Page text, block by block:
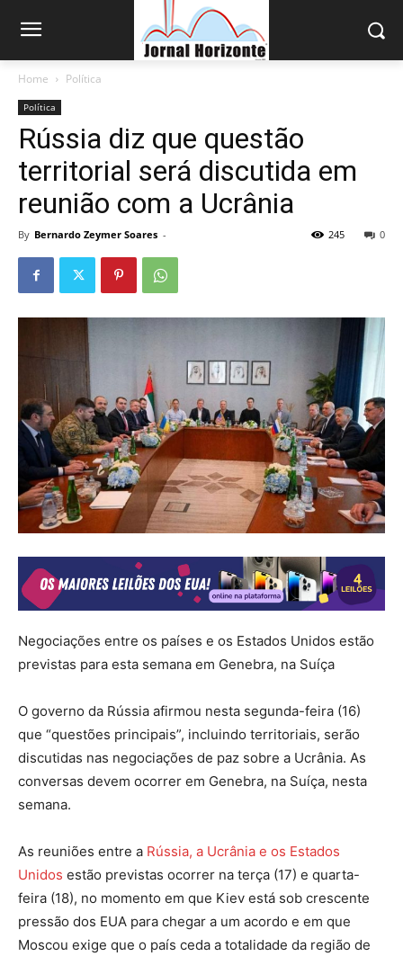
Home Política
Política
Rússia diz que questão
territorial será discutida em
reunião com a Ucrânia
By Bernardo Zeymer Soares - 0
245
Negociações entre os países e os Estados Unidos estão
previstas para esta semana em Genebra, na Suíça
O governo da Rússia afirmou nesta segunda-feira (16)
que “questões principais”, incluindo territoriais, serão
discutidas nas negociações de paz sobre a Ucrânia. As
conversas devem ocorrer em Genebra, na Suíça, nesta
semana.
As reuniões entre a Rússia, a Ucrânia e os Estados
Unidos estão previstas ocorrer na terça (17) e quarta-
feira (18), no momento em que Kiev está sob crescente
pressão dos EUA para chegar a um acordo e em que
Moscou exige que o país ceda a totalidade da região de